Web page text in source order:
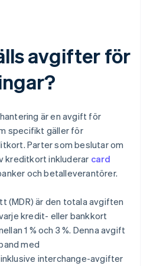
avgifter för
är en avgift för
specifikt gäller för
Parter som beslutar om
kreditkort inkluderar card
och betalleverantörer.
(MDR) är den totala avgiften
kredit- eller bankkort
1 % och 3 %. Denna avgift
med
interchange-avgifter